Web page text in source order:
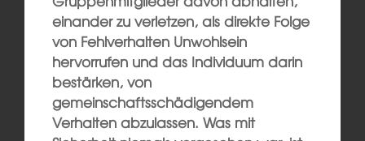
einander zu verletzen, als direkte Folge
von Fehlverhalten Unwohlsein
hervorrufen und das Individuum darin
bestärken, von
gemeinschaftsschädigendem
Verhalten abzulassen. Was mit